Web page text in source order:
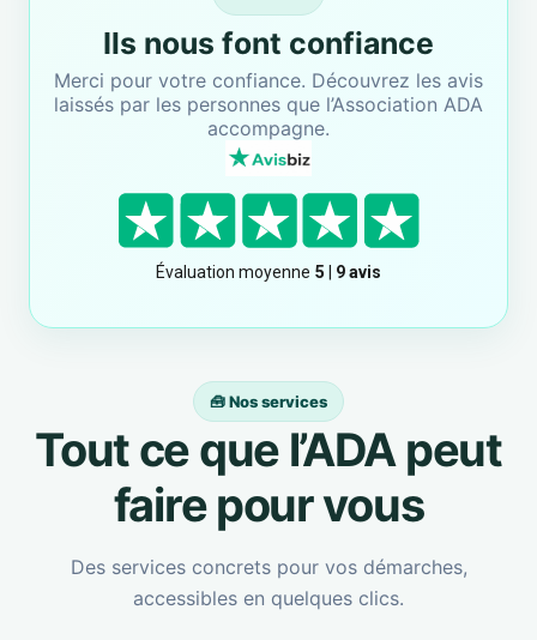
Ils nous font confiance
Merci pour votre confiance. Découvrez les avis
laissés par les personnes que l’Association ADA
accompagne.
🧰 Nos services
Tout ce que l’ADA peut
faire pour vous
Des services concrets pour vos démarches,
accessibles en quelques clics.